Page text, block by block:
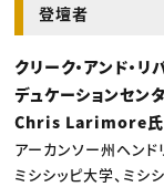
登壇者
クリーク・アンド・
デュケーションセン
Chris Larimore氏
アーカンソー州ヘン
ミシシッピ大学、ミシ